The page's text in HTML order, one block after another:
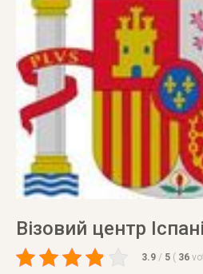
Візовий центр
3.9 / 5 ( 36